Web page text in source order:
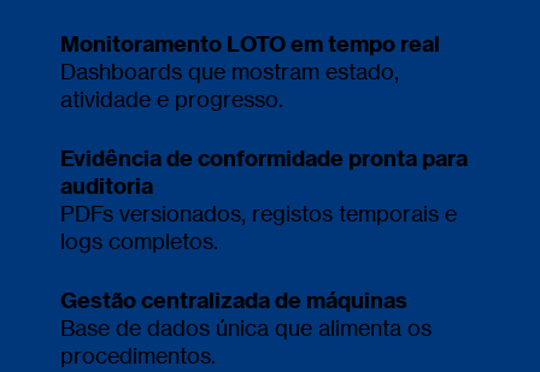
Monitoramento LOTO em tempo real
Dashboards que mostram estado,
atividade e progresso.
Evidência de conformidade pronta para
auditoria
PDFs versionados, registos temporais e
logs completos.
Gestão centralizada de máquinas
Base de dados única que alimenta os
procedimentos.